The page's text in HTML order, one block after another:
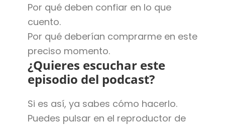
Por qué deben confiar en lo que
cuento.
Por qué deberían comprarme en este
preciso momento.
¿Quieres escuchar este
episodio del podcast?
Si es así, ya sabes cómo hacerlo.
Puedes pulsar en el reproductor de